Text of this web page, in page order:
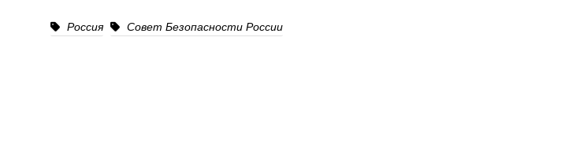
Россия Совет Безопасности России